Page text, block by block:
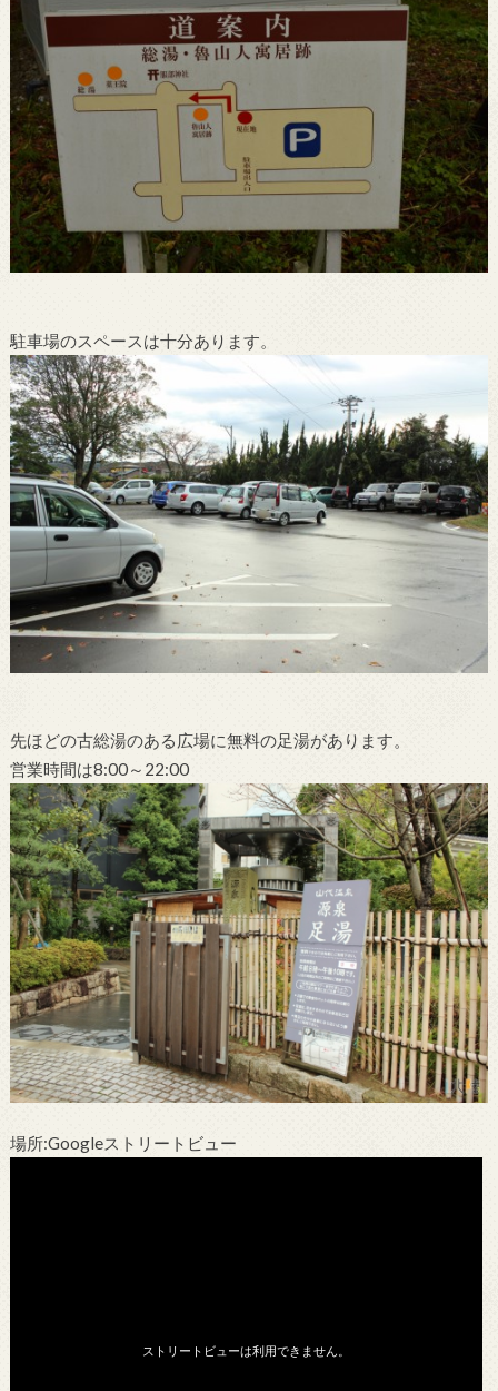
駐車場のスペースは十分あります。
先ほどの古総湯のある広場に無料の足湯があります。
営業時間は8:00～22:00
場所:Googleストリートビュー